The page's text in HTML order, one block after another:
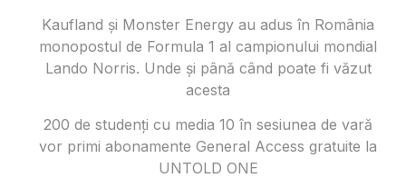
Kaufland și Monster Energy au adus în România
monopostul de Formula 1 al campionului mondial
Lando Norris. Unde și până când poate fi văzut
acesta
200 de studenți cu media 10 în sesiunea de vară
vor primi abonamente General Access gratuite la
UNTOLD ONE